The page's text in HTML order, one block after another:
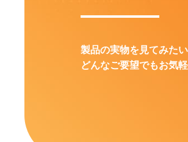
製品の実物を見てみた
どんなご要望でもお気